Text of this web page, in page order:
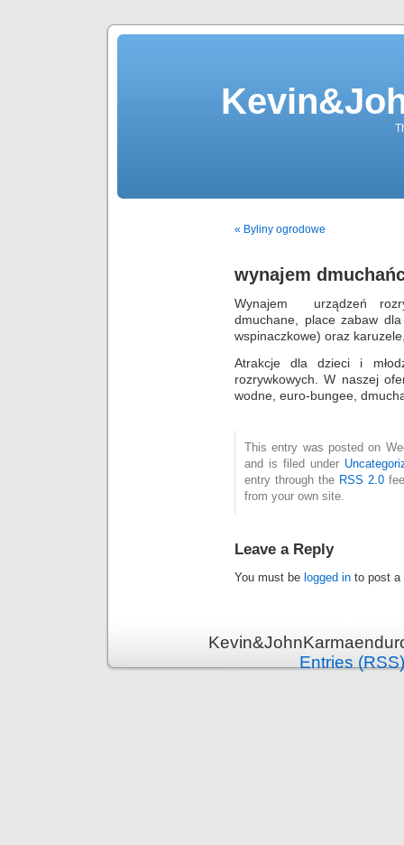
« Byliny ogrodowe
wynajem
Wynajem urządzeń
dmuchane, place zabaw
wspinaczkowe) oraz
Atrakcje dla dzieci i
rozrywkowych. W naszej
wodne, euro-bungee,
This entry was posted on
and is filed under
entry through the RSS 2.0
from your own site.
Leave a Reply
You must be logged in to post a
Entries (RSS)